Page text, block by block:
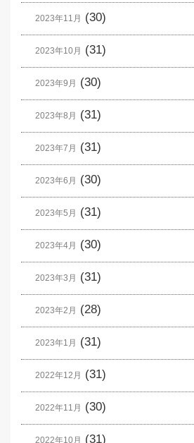
2023年11月 (30)
2023年10月 (31)
2023年9月 (30)
2023年8月 (31)
2023年7月 (31)
2023年6月 (30)
2023年5月 (31)
2023年4月 (30)
2023年3月 (31)
2023年2月 (28)
2023年1月 (31)
2022年12月 (31)
2022年11月 (30)
2022年10月 (31)